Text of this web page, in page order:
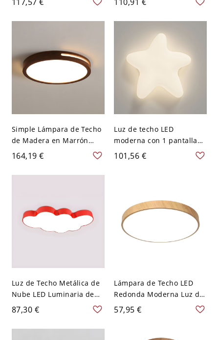
Habitación - Verde 110 A
120 V 30,48 cm
pantalla acrílica blanca -
110 A 120 V 30,48 cm
Blanco Redondo
Simple Lámpara de Techo
de Madera en Marrón
Oscuro Luminaria de
Techo LED para Salón -
Marrón oscuro 110 A 120
164,19 €
Luz de techo LED
moderna con 1 pantalla
blanca y base de bombilla
SMD - 110 A 120 V Estrella
101,56 €
Luz de Techo Metálica de
Nube LED Luminaria de
Techo Infantil para Jardín
de Niños - Rojo 110 A 120
V 49,53 cm
87,30 €
Lámpara de Techo LED
Redonda Moderna Luz de
Techo de Madera en Beige
para Cuarto - Madera 110
57,95 €